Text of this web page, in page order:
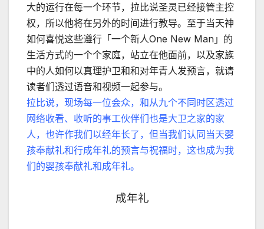
大的运行在每一个环节，拉比说圣灵已经接管主控
权，所以他将在另外的时间进行教导。至于当天神
如何喜悦这些遵行「一个新人One New Man」的
生活方式的一个个家庭，站立在他面前，以及家族
中的人如何以真理护卫和和对年青人发预言，就请
读者们透过语音和视频一起参与。
拉比说，现场每一位会众，和从九个不同时区透过
网络收看、收听的事工伙伴们也是大卫之家的家
人，也许作我们以经年长了，但当我们认同当天婴
孩奉献礼和行成年礼的预言与祝福时，这也成为我
们的婴孩奉献礼和成年礼。
成年礼